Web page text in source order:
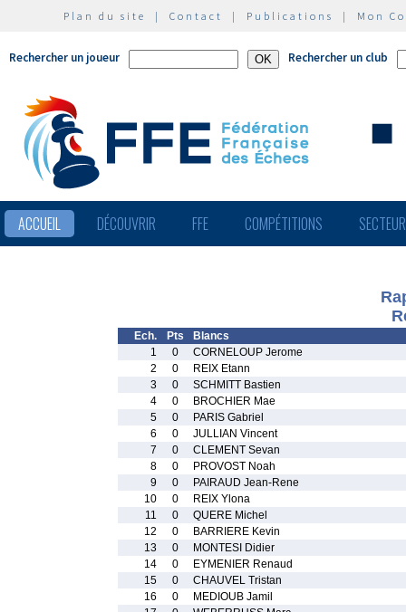
Plan du site | Contact | Publications | Mon
Rechercher un joueur Rechercher un club
ACCUEIL DÉCOUVRIR FFE COMPÉTITIONS
Ech. Pts
Blancs
1
0
CORNELOUP Jerome
2
0
REIX Etann
3
0
SCHMITT Bastien
4
0
BROCHIER Mae
5
0
PARIS Gabriel
6
0
JULLIAN Vincent
7
0
CLEMENT Sevan
8
0
PROVOST Noah
9
0
PAIRAUD Jean-Rene
10
0
REIX Ylona
11
0
QUERE Michel
12
0
BARRIERE Kevin
13
0
MONTESI Didier
14
0
EYMENIER Renaud
15
0
CHAUVEL Tristan
16
0
MEDIOUB Jamil